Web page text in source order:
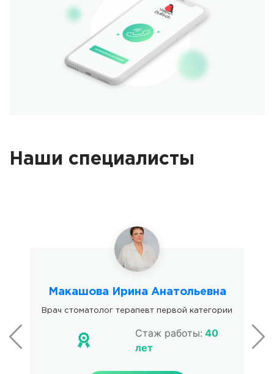
Наши специалисты
Макашова Ирина Анатольевна
Врач стоматолог терапевт первой категории
Стаж работы: 40
лет